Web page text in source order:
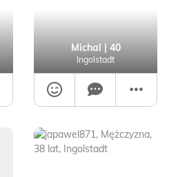
Michal | 40
Ingolstadt